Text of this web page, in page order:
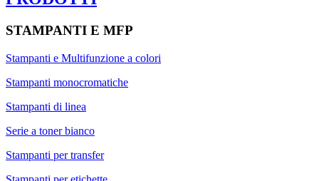
STAMPANTI E MFP
Stampanti e Multifunzione a colori
Stampanti monocromatiche
Stampanti di linea
Serie a toner bianco
Stampanti per transfer